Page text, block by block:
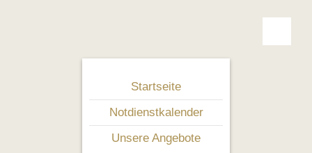
Startseite
Notdienstkalender
Unsere Angebote